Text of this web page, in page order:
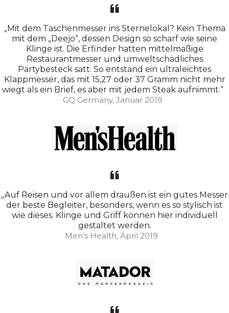
„Mit dem Taschenmesser ins Sternelokal? Kein Thema
mit dem „Deejo“, dessen Design so scharf wie seine
Klinge ist. Die Erfinder hatten mittelmäßige
Restaurantmesser und umweltschädliches
Partybesteck satt. So entstand ein ultraleichtes
Klappmesser, das mit 15,27 oder 37 Gramm nicht mehr
wiegt als ein Brief, es aber mit jedem Steak aufnimmt.“
GQ Germany, Januar 2019
„Auf Reisen und vor allem draußen ist ein gutes Messer
der beste Begleiter, besonders, wenn es so stylisch ist
wie dieses. Klinge und Griff können hier individuell
gestaltet werden.
Men’s Health, April 2019